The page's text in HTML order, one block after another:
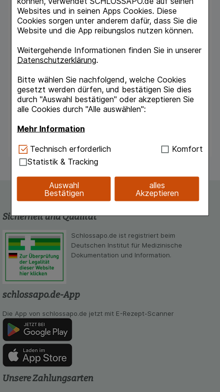
Websites und in seinen Apps Cookies. Diese
Cookies sorgen unter anderem dafür, dass Sie die
Website und die App reibungslos nutzen können.
Weitergehende Informationen finden Sie in unserer
Datenschutzerklärung.
Bitte wählen Sie nachfolgend, welche Cookies
gesetzt werden dürfen, und bestätigen Sie dies
durch "Auswahl bestätigen" oder akzeptieren Sie
alle Cookies durch "Alle auswählen":
Mehr Information
Technisch Notwendig:Hierbei handelt es sich um
Cookies, die für die Grundfunktionen unserer
Website notwendig sind (z.B. Navigation,
Warenkorb, Kundenkonto), weshalb auf diese nicht
verzichtet werden kann.
Einkaufserlebnis noch ansprechender zu gestalten,
Besuchers oder unsere Seite an bevorzugte
Verhaltensweisen (z.B. Spracheinstellung)
anzupassen. Komfort-Cookies ermöglichen es uns
auch auf Ihre Bedürfnisse zugeschrittene Inhalte
anzuzeigen und unser Partnerprogramm zu
Informationen über die Art und Weise der Nutzung
unserer Website sammeln, mit deren Hilfe wir
unsere Website weiter für Sie optimieren können,
den Inhalt auf unserer Website aber auch die
Werbung auf Drittseiten möglichst relevant für Sie
zu gestalten. Bitte beachten Sie, dass Daten
hierfür teilweise an Dritte wie z.B. Google oder
soziale Medien übertragen werden.
Technisch erforderlich
Komfort
Statistik & Tracking
Auswahl
Bestätigen
alles
Akzeptieren
- Wechseljahre, Schwangerschaft
- Erkrankungen wie Diabetes, Neurodermitis,
Rheuma
In allen Fällen liegt eine Störung oder
Beeinflussung des Tränenfilms vor.
Funktionen des Tränenfilms
- Benetzung der Horn- und Bindehaut
- Versorgung der Hornhaut mit Nährstoffen
und Sauerstoff
- Ausschwemmen von kleineren Fremdkörpern
Sicherheit und Qualität
Schlossapo.de ist registriert beim
Deutschen Institut für Medizinische
Dokumentation und Information.
schlossapo.de-App
Die App von schlossapo.de jetzt mit E-Rezept-Scanner
Unsere Zahlungsarten